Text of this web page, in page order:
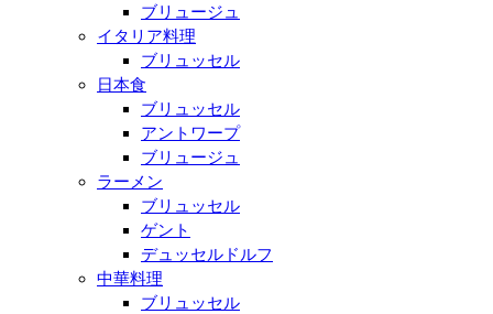
ブリュージュ
イタリア料理
ブリュッセル
日本食
ブリュッセル
アントワープ
ブリュージュ
ラーメン
ブリュッセル
ゲント
デュッセルドルフ
中華料理
ブリュッセル